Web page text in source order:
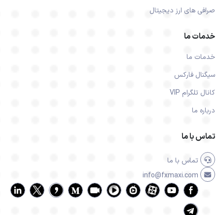
صرافی های ارز دیجیتال
خدمات ما
خدمات ما
سیگنال فارکس
کانال تلگرام VIP
درباره ما
تماس با ما
تماس با ما